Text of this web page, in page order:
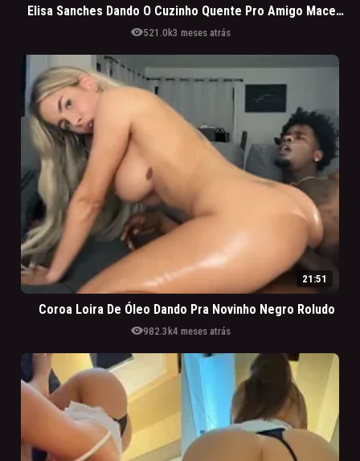
Elisa Sanches Dando O Cuzinho Quente Pro Amigo Macetar Gostoso
visibility521.0k3 meses atrás
21:51
Coroa Loira De Óleo Dando Pra Novinho Negro Roludo
visibility982.3k4 meses atrás